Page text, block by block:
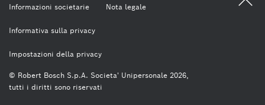
© Robert Bosch S.p.A. Societa' Unipersonale 2026,
tutti i diritti sono riservati
Informazioni societarie Nota legale
Informativa sulla privacy
Impostazioni della privacy